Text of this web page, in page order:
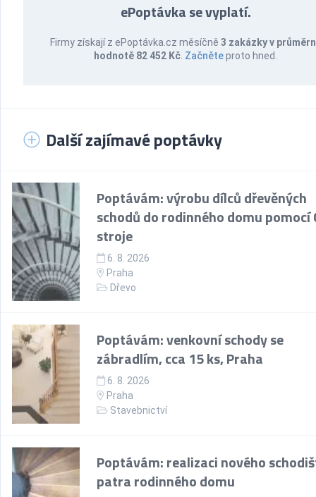
ePoptávka se vyplatí.
Firmy získají z ePoptávka.cz měsíčně 3 zakázky v
hodnotě 82 452 Kč Začněteproto hned.
Další zajímavé poptávky
Poptávám: výrobu dílců dřevěných
schodů do rodinného domu pomocí
stroje
6. 8. 2026
Praha
Dřevo
Poptávám: venkovní schody se
zábradlím, cca 15 ks, Praha
6. 8. 2026
Praha
Stavebnictví
Poptávám: realizaci nového
patra rodinného domu